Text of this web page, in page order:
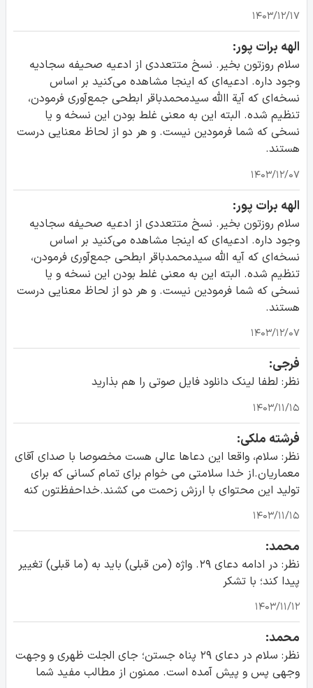
۱۴۰۳/۱۲/۱۷
الهه برات پور:
سلام روزتون بخیر. نسخ متتعددی از ادعیه صحیفه سجادیه
وجود داره. ادعیه‌ای که اینجا مشاهده می‌کنید بر اساس
نسخه‌ای که آیة االله سیدمحمدباقر ابطحی جمع‌آوری فرمودن،
تنظیم شده. البته این به معنی غلط بودن این نسخه و یا
نسخی که شما فرمودین نیست. و هر دو از لحاظ معنایی درست
هستند.
۱۴۰۳/۱۲/۰۷
الهه برات پور:
سلام روزتون بخیر. نسخ متتعددی از ادعیه صحیفه سجادیه
وجود داره. ادعیه‌ای که اینجا مشاهده می‌کنید بر اساس
نسخه‌ای که آیه الله سیدمحمدباقر ابطحی جمع‌آوری فرمودن،
تنظیم شده. البته این به معنی غلط بودن این نسخه و یا
نسخی که شما فرمودین نیست. و هر دو از لحاظ معنایی درست
هستند.
۱۴۰۳/۱۲/۰۷
فرجی:
نظر: لطفا لینک دانلود فایل صوتی را هم بذارید
۱۴۰۳/۱۱/۱۵
فرشته ملکی:
نظر: سلام، واقعا این دعاها عالی هست مخصوصا با صدای آقای
معماریان.از خدا سلامتی می خوام برای تمام کسانی که برای
تولید این محتوای با ارزش زحمت می کشند.خداحفظتون کنه
۱۴۰۳/۱۱/۱۵
محمد:
نظر: در ادامه دعای ۲۹. واژه (من قبلی) باید به (ما قبلی) تغییر
پیدا کند؛ با تشکر
۱۴۰۳/۱۱/۱۲
محمد:
نظر: سلام در دعای ۲۹ پناه جستن؛ جای الجلت ظهری و وجهت
وجهی پس و پیش آمده است. ممنون از مطالب مفید شما